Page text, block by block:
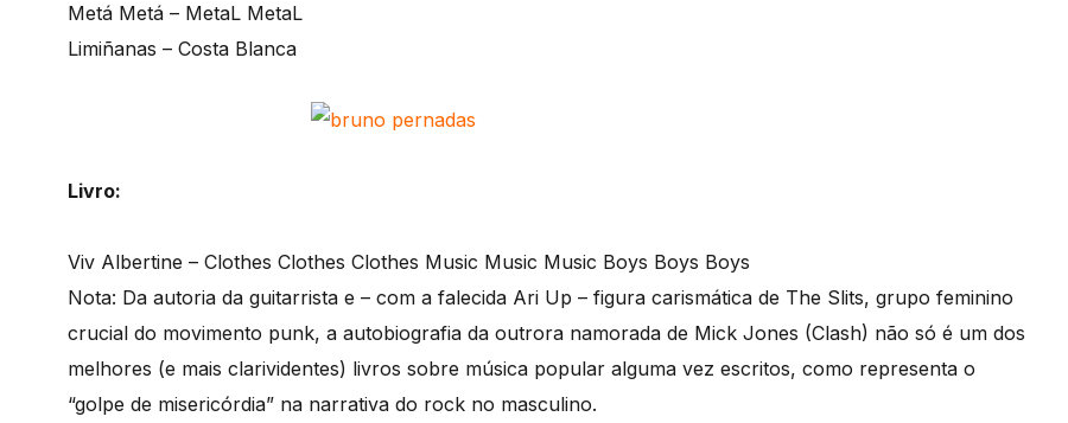
Metá Metá – MetaL MetaL
Limiñanas – Costa Blanca
Livro:
Viv Albertine – Clothes Clothes Clothes Music Music Music Boys Boys Boys
Nota: Da autoria da guitarrista e – com a falecida Ari Up – figura carismática de The Slits, grupo feminino
crucial do movimento punk, a autobiografia da outrora namorada de Mick Jones (Clash) não só é um dos
melhores (e mais clarividentes) livros sobre música popular alguma vez escritos, como representa o
“golpe de misericórdia” na narrativa do rock no masculino.